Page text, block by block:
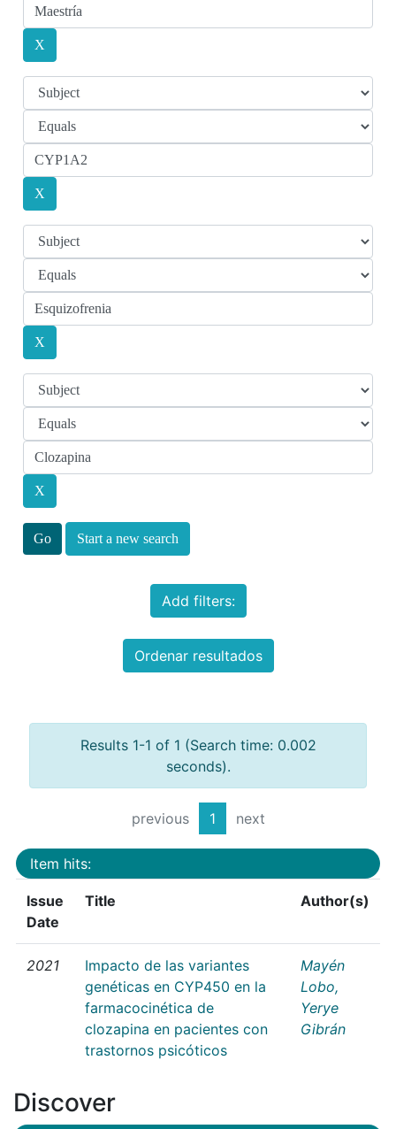
Start a new search
Add filters:
Ordenar resultados
Results 1-1 of 1 (Search time: 0.002
seconds).
previous 1 next
Item hits:
Issue
Date
Title Author(s)
2021
Impacto de las variantes
genéticas en CYP450 en la
farmacocinética de
clozapina en pacientes con
trastornos psicóticos
Mayén
Lobo,
Yerye
Gibrán
Discover